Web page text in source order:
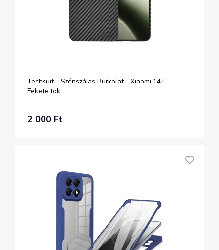
Techsuit - Szénszálas Burkolat - Xiaomi 14T -
Fekete tok
2 000 Ft